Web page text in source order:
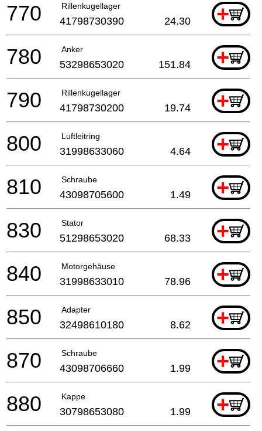
Rillenkugellager +
770 41798730390 24.30
Anker +
780 53298653020 151.84
Rillenkugellager +
790 41798730200 19.74
Luftleitring +
800 31998633060 4.64
Schraube +
810 43098705600 1.49
Stator +
830 51298653020 68.33
Motorgehäuse +
840 31998633010 78.96
Adapter +
850 32498610180 8.62
Schraube +
870 43098706660 1.99
Kappe +
880 30798653080 1.99